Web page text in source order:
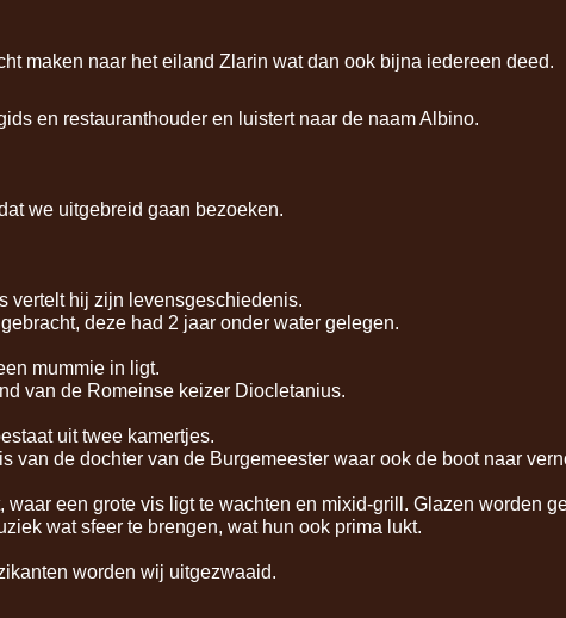
maken naar het eiland Zlarin wat dan ook bijna iedereen deed.
en restauranthouder en luistert naar de naam Albino.
we uitgebreid gaan bezoeken.
vertelt hij zijn levensgeschiedenis.
deze had 2 jaar onder water gelegen.
mummie in ligt.
van de Romeinse keizer Diocletanius.
uit twee kamertjes.
van de dochter van de Burgemeester waar ook de boot naar
een grote vis ligt te wachten en mixid-grill. Glazen worden
wat sfeer te brengen, wat hun ook prima lukt.
worden wij uitgezwaaid.